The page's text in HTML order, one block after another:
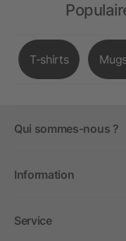
T-shirts
Qui sommes-nous ?
Information
Service